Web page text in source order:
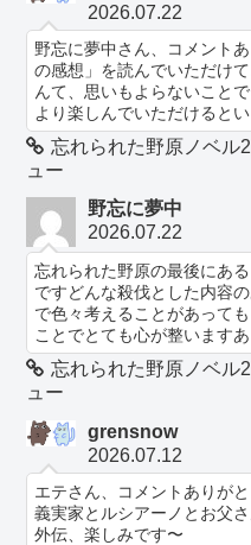
2026.07.22
野忘に夢中さん、コメント
の感想」を読んでいただけ
んて、思いもよらないこと
より楽しんでいただけるとい
忘れられた野原ノベル
ュー
野忘に夢中
2026.07.22
忘れられた野原の最後にあ
ですどんな殺伐とした内容
で色々考えることがあって
ことでとても心が整います
忘れられた野原ノベル
ュー
grensnow
2026.07.12
エテさん、コメントありが
義実家とルシアーノとお父
外伝、楽しみです〜